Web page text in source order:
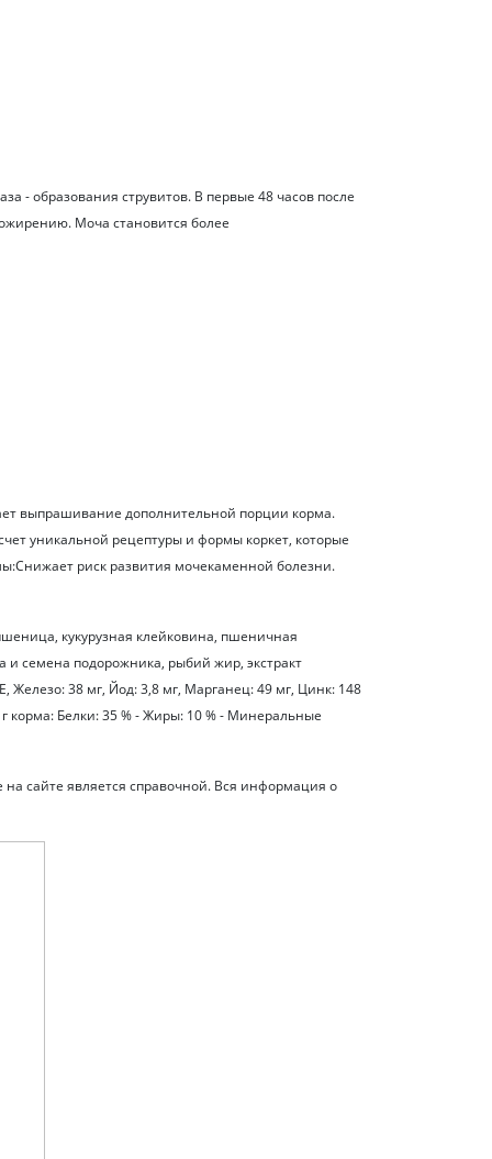
- образования струвитов. В первые 48 часов после
Моча становится более
выпрашивание дополнительной порции корма.
уникальной рецептуры и формы коркет, которые
риск развития мочекаменной болезни.
кукурузная клейковина, пшеничная
и семена подорожника, рыбий жир, экстракт
Железо: 38 мг, Йод: 3,8 мг, Марганец: 49 мг, Цинк: 148
корма: Белки: 35 % - Жиры: 10 % - Минеральные
сайте является справочной. Вся информация о